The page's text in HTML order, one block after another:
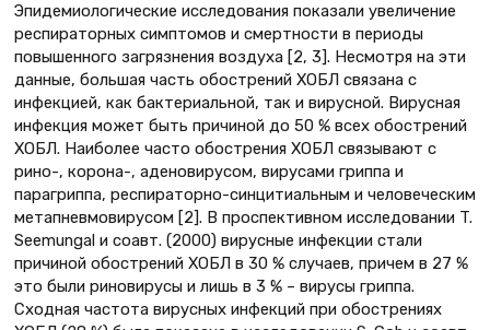
Эпидемиологические исследования показали увеличение
респираторных симптомов и смертности в периоды
повышенного загрязнения воздуха [2, 3]. Несмотря на эти
данные, большая часть обострений ХОБЛ связана с
инфекцией, как бактериальной, так и вирусной. Вирусная
инфекция может быть причиной до 50 % всех обострений
ХОБЛ. Наиболее часто обострения ХОБЛ связывают с
рино-, корона-, аденовирусом, вирусами гриппа и
парагриппа, респираторно-синцитиальным и человеческим
метапневмовирусом [2]. В проспективном исследовании T.
Seemungal и соавт. (2000) вирусные инфекции стали
причиной обострений ХОБЛ в 30 % случаев, причем в 27 %
это были риновирусы и лишь в 3 % – вирусы гриппа.
Сходная частота вирусных инфекций при обострениях